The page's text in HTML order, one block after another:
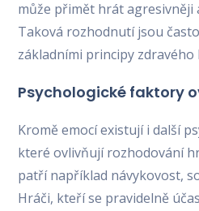
může přimět hrát agresivněji
Taková rozhodnutí jsou
základními principy
Psychologické faktory
Kromě emocí existují i další
které ovlivňují rozhodování
patří například návykovost,
Hráči, kteří se pravidelně